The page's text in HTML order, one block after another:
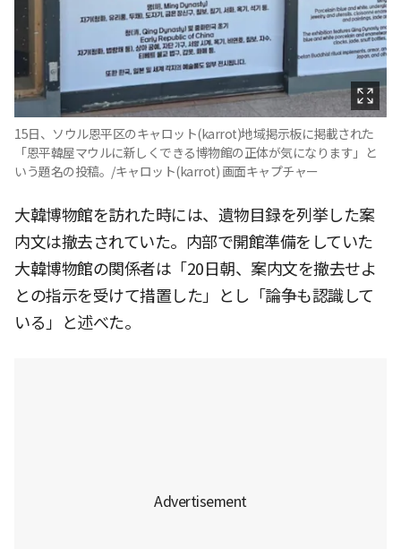
15日、ソウル恩平区のキャロット(karrot)地域掲示板に掲載された
「恩平韓屋マウルに新しくできる博物館の正体が気になります」と
いう題名の投稿。/キャロット(karrot) 画面キャプチャー
大韓博物館を訪れた時には、遺物目録を列挙した案
内文は撤去されていた。内部で開館準備をしていた
大韓博物館の関係者は「20日朝、案内文を撤去せよ
との指示を受けて措置した」とし「論争も認識して
いる」と述べた。